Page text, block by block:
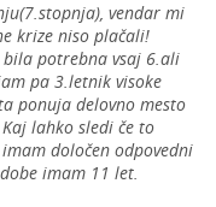
vendar mi
krize niso plačali!
potrebna vsaj 6.ali
pa 3.letnik visoke
ponuja delovno mesto
lahko sledi če to
določen odpovedni
imam 11 let.